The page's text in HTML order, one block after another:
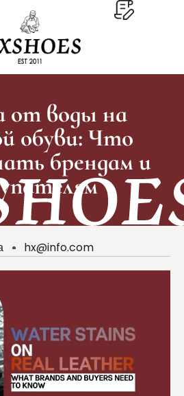
от воды на
обуви: Что
брендам и
hx@info.com